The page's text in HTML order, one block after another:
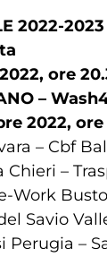
2022-2023
ore
–
2022, ore
– Cbf
Chieri –
Work
Savio
Perugia –